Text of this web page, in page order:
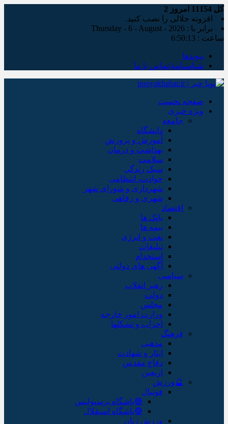
کل امروز 2
افزونه جلالی را نصب کنید.
برابر با : Thursday - 6 - August - 2026
ساعت : 6:50:14
پیوندها
شناسنامه/تماس با ما
صفحه نخست
ویژه خبری
جامعه
دانشگاه
آموزش و پرورش
بهداشت و درمان
سلامت
سبک زندگی
حوادث، انتظامی
شهرداری و شورای شهر
شهری و رفاهی
اقتصاد
بانک ها
بیمه ها
نفت و انرژی
تبلیغات
استخدام
آگهی های دولتی
سیاسی
رهبر انقلاب
دولت
مجلس
وزارت امور خارجه
احزاب و تشکلها
فرهنگ
مذهبی
ایثار و شهادت
دفاع مقدس
اربعین
🔮ورزش
فوتبال
🔴باشگاه پرسپولیس
🔵باشگاه استقلال
ورزش زنان